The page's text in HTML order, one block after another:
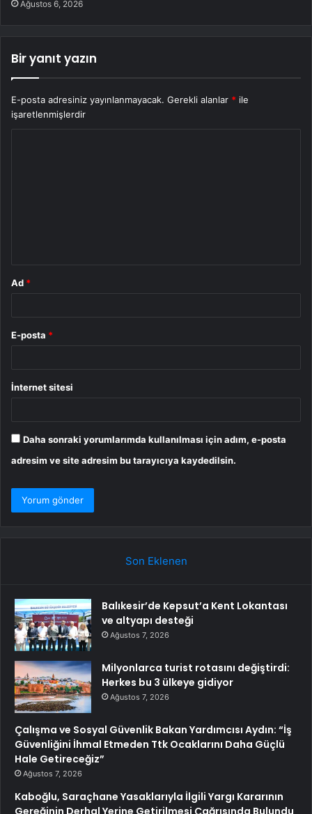
Ağustos 6, 2026
Bir yanıt yazın
E-posta adresiniz yayınlanmayacak. Gerekli alanlar * ile
işaretlenmişlerdir
Ad *
E-posta *
İnternet sitesi
Daha sonraki yorumlarımda kullanılması için adım, e-posta
adresim ve site adresim bu tarayıcıya kaydedilsin.
Son Eklenen
Balıkesir’de Kepsut’a Kent Lokantası
ve altyapı desteği
Ağustos 7, 2026
Milyonlarca turist rotasını değiştirdi:
Herkes bu 3 ülkeye gidiyor
Ağustos 7, 2026
Çalışma ve Sosyal Güvenlik Bakan Yardımcısı Aydın: “İş
Güvenliğini İhmal Etmeden Ttk Ocaklarını Daha Güçlü
Hale Getireceğiz”
Ağustos 7, 2026
Kaboğlu, Saraçhane Yasaklarıyla İlgili Yargı Kararının
Gereğinin Derhal Yerine Getirilmesi Çağrısında Bulundu